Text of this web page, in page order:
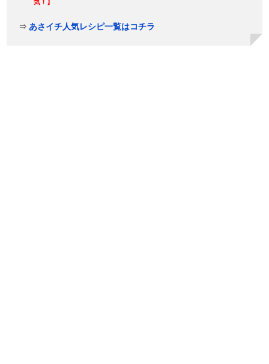
気！】
⇒ あさイチ人気レシピ一覧はコチラ